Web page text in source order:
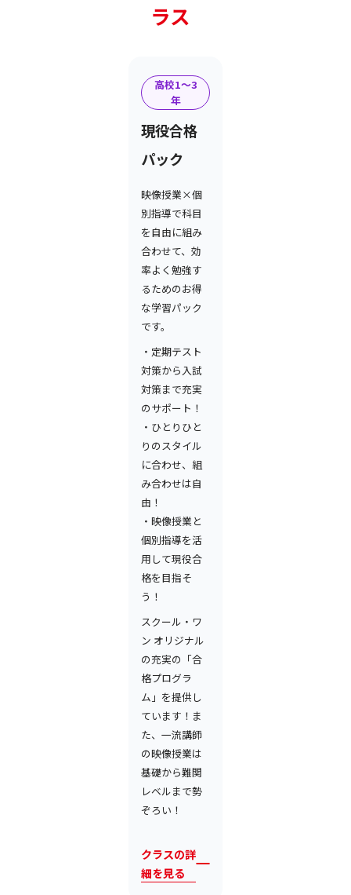
ラス
高校1〜3
年
現役合格
パック
映像授業×個
別指導で科目
を自由に組み
合わせて、効
率よく勉強す
るためのお得
な学習パック
です。
・定期テスト
対策から入試
対策まで充実
のサポート！
・ひとりひと
りのスタイル
に合わせ、組
み合わせは自
由！
・映像授業と
個別指導を活
用して現役合
格を目指そ
う！
スクール・ワ
ン オリジナル
の充実の「合
格プログラ
ム」を提供し
ています！ま
た、一流講師
の映像授業は
基礎から難関
レベルまで勢
ぞろい！
クラスの詳
細を見る